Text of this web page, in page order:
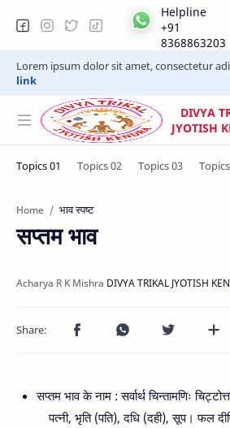
Helpline
+91
8368863203
Lorem ipsum dolor sit amet, consectetur
link
DIVYA
JYOTISH
Home भाव स्पष्ट
सप्तम भाव
सप्तम भाव के नाम : सर्वार्थ चिन्तामणिः
पत्नी, भृति (पति), दधि (दही), सूप। फल